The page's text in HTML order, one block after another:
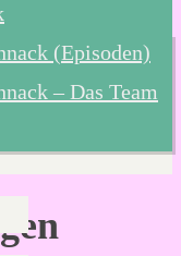
(Episoden)
– Das Team